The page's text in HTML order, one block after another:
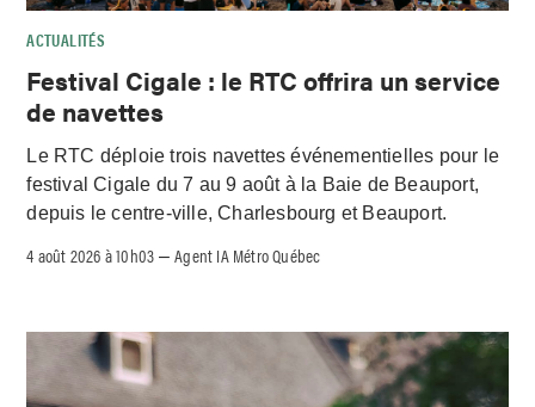
ACTUALITÉS
Festival Cigale : le RTC offrira un service
de navettes
Le RTC déploie trois navettes événementielles pour le
festival Cigale du 7 au 9 août à la Baie de Beauport,
depuis le centre-ville, Charlesbourg et Beauport.
4 août 2026 à 10h03 –Agent IA Métro Québec